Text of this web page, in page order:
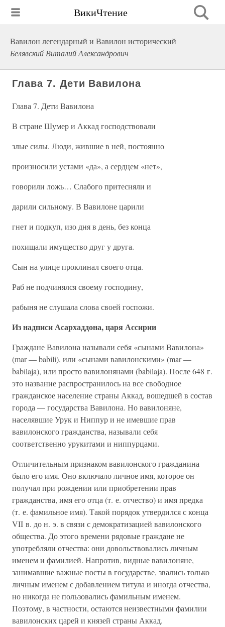
ВикиЧтение
Вавилон легендарный и Вавилон исторический
Белявский Виталий Александрович
Глава 7. Дети Вавилона
Глава 7. Дети Вавилона
В стране Шумер и Аккад господствовали
злые силы. Люди, жившие в ней, постоянно
произносили устами «да», а сердцем «нет»,
говорили ложь… Слабого притесняли и
дарили сильному. В Вавилоне царили
гнет и подкуп, изо дня в день, без конца
похищали имущество друг у друга.
Сын на улице проклинал своего отца.
Раб не подчинялся своему господину,
рабыня не слушала слова своей госпожи.
Из надписи Асархаддона, царя Ассирии
Граждане Вавилона называли себя «сынами Вавилона»
(mar — babili), или «сынами вавилонскими» (mar —
babilaja), или просто вавилонянами (babilaja). После 648 г.
это название распространилось на все свободное
гражданское население страны Аккад, вошедшей в состав
города — государства Вавилона. Но вавилоняне,
населявшие Урук и Ниппур и не имевшие прав
вавилонского гражданства, называли себя
соответственно урукитами и ниппурцами.
Отличительным признаком вавилонского гражданина
было его имя. Оно включало личное имя, которое он
получал при рождении или приобретении прав
гражданства, имя его отца (т. е. отчество) и имя предка
(т. е. фамильное имя). Такой порядок утвердился с конца
VII в. до н. э. в связи с демократизацией вавилонского
общества. До этого времени рядовые граждане не
употребляли отчества: они довольствовались личным
именем и фамилией. Напротив, видные вавилоняне,
занимавшие важные посты в государстве, звались только
личным именем с добавлением титула и иногда отчества,
но никогда не пользовались фамильным именем.
Поэтому, в частности, остаются неизвестными фамилии
вавилонских царей и князей страны Аккад.